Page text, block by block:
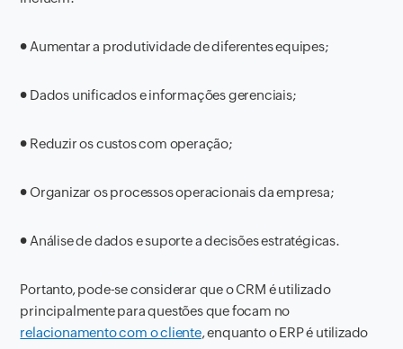
● Aumentar a produtividade de diferentes equipes;
● Dados unificados e informações gerenciais;
● Reduzir os custos com operação;
●Organizar os processos operacionais da empresa;
● Análise de dados e suporte a decisões estratégicas.
Portanto, pode-se considerar que o CRM é utilizado
principalmente para questões que focam no
relacionamento com o cliente, enquanto o ERP é utilizado